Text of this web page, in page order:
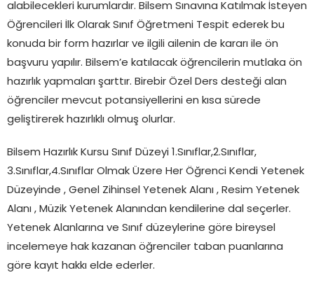
alabilecekleri kurumlardır. Bilsem Sınavına Katılmak İsteyen
Öğrencileri İlk Olarak Sınıf Öğretmeni Tespit ederek bu
konuda bir form hazırlar ve ilgili ailenin de kararı ile ön
başvuru yapılır. Bilsem’e katılacak öğrencilerin mutlaka ön
hazırlık yapmaları şarttır. Birebir Özel Ders desteği alan
öğrenciler mevcut potansiyellerini en kısa sürede
geliştirerek hazırlıklı olmuş olurlar.
Bilsem Hazırlık Kursu Sınıf Düzeyi 1.Sınıflar,2.Sınıflar,
3.Sınıflar,4.Sınıflar Olmak Üzere Her Öğrenci Kendi Yetenek
Düzeyinde , Genel Zihinsel Yetenek Alanı , Resim Yetenek
Alanı , Müzik Yetenek Alanından kendilerine dal seçerler.
Yetenek Alanlarına ve Sınıf düzeylerine göre bireysel
incelemeye hak kazanan öğrenciler taban puanlarına
göre kayıt hakkı elde ederler.